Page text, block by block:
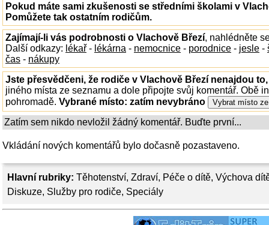
Hlavní rubriky: Těhotenství, Zdraví, Péče o dítě, Výchova
Diskuze, Služby pro rodiče, Speciály
Pokud máte sami zkušenosti se středními školami v
Pomůžete tak ostatním rodičům.
Zajímají-li vás podrobnosti o Vlachově Březí, nahlédněte
Další odkazy: lékař - lékárna - nemocnice - porodnice - jesle -
čas - nákupy
Jste přesvědčeni, že rodiče v Vlachově Březí nenajdou
jiného místa ze seznamu a dole připojte svůj komentář. Obě
pohromadě. Vybrané místo: zatím nevybráno
Zatím sem nikdo nevložil žádný komentář. Buďte první...
Vkládání nových komentářů bylo dočasně pozastaveno.